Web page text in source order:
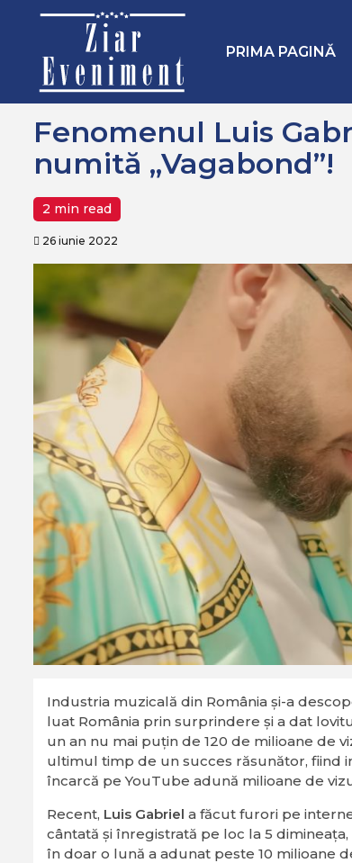
PRIMA PAGINĂ
Diverse
Fenomenul Luis
numită „Vagabond”!
2 min read
26 iunie 2022
Industria muzicală din România şi-a
luat România prin surprindere şi a dat
un an nu mai puţin de 120 de milioane de
ultimul timp de un succes răsunător, fiind
încarcă pe YouTube adună milioane de
Recent, Luis Gabriel a făcut furori pe
cântată şi înregistrată pe loc la 5
în doar o lună a adunat peste 10 milioane